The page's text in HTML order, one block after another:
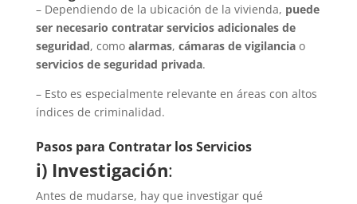
– Dependiendo de la ubicación de la vivienda, puede
ser necesario contratar servicios adicionales de
seguridad, como alarmas, cámaras de vigilanciao
servicios de seguridad privada.
– Esto es especialmente relevante en áreas con altos
índices de criminalidad.
Pasos para Contratar los Servicios
i) Investigación:
Antes de mudarse, hay que investigar qué